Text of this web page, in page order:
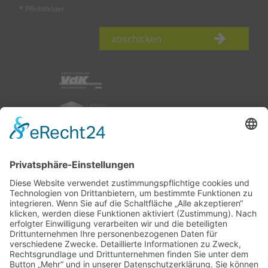
* Pflichtfelder
abschicken